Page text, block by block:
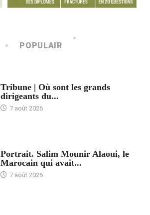
POPULAIR
Tribune | Où sont les grands
dirigeants du...
7 août 2026
Portrait. Salim Mounir Alaoui, le
Marocain qui avait...
7 août 2026